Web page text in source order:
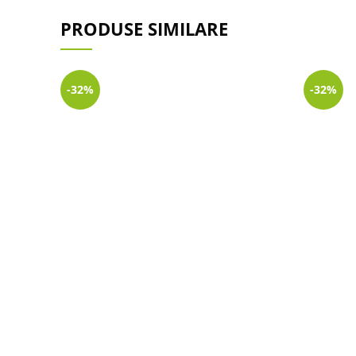
PRODUSE SIMILARE
-32% -32%